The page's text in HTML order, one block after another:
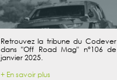
Retrouvez la tribune du Codever
dans "Off Road Mag" n°106 de
janvier 2025.
+ En savoir plus